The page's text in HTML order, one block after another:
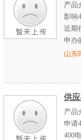
产品
影响
近期
申办
山东
供
产品
申请
400